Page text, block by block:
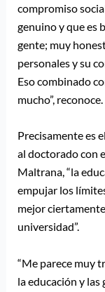
compromiso
genuino y que es
gente; muy
personales y su
Eso combinado
mucho”, reconoce.
Precisamente es
al doctorado con
Maltrana, “la
empujar los
mejor
universidad”.
“Me parece muy
la educación y